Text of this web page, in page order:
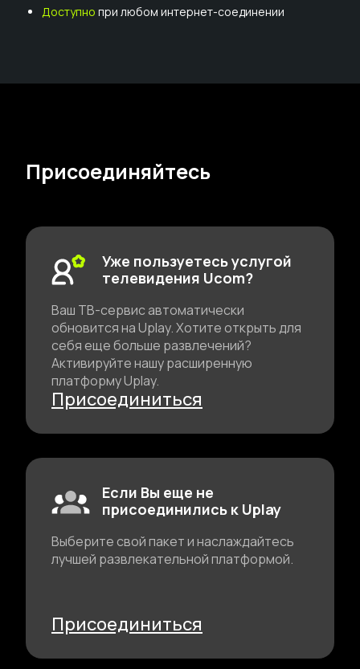
Доступно при любом интернет-соединении
Присоединяйтесь
Уже пользуетесь услугой
телевидения Ucom?
Ваш ТВ-сервис автоматически
обновится на Uplay. Хотите открыть для
себя еще больше развлечений?
Активируйте нашу расширенную
платформу Uplay.
Присоединиться
Если Вы еще не
присоединились к Uplay
Выберите свой пакет и наслаждайтесь
лучшей развлекательной платформой.
Присоединиться